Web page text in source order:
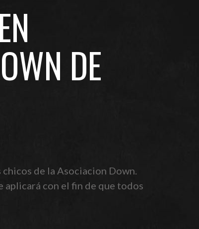
DE
de la Asociacion Down.
aplicará con el fin de que todos